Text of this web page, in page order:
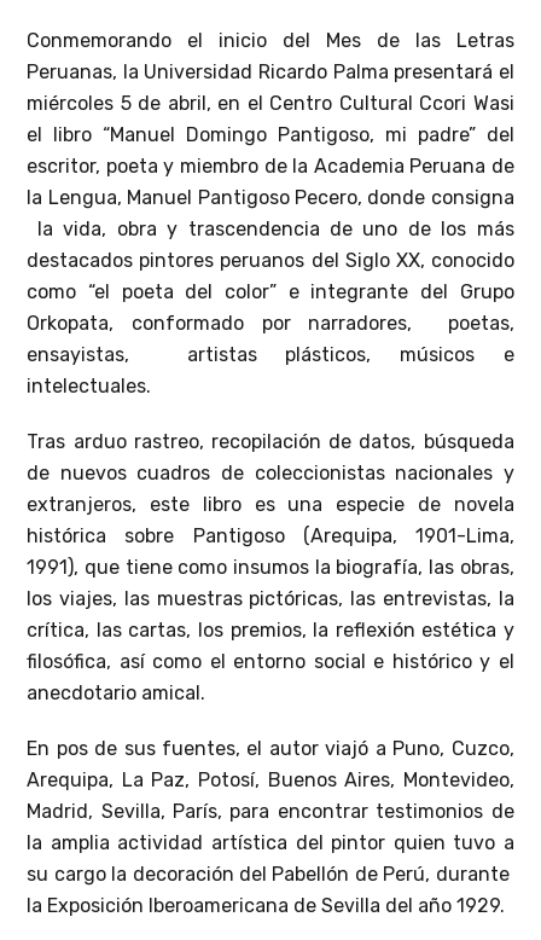
Conmemorando el inicio del Mes de las Letras
Peruanas, la Universidad Ricardo Palma presentará el
miércoles 5 de abril, en el Centro Cultural Ccori Wasi
el libro “Manuel Domingo Pantigoso, mi padre” del
escritor, poeta y miembro de la Academia Peruana de
la Lengua, Manuel Pantigoso Pecero, donde consigna
la vida, obra y trascendencia de uno de los más
destacados pintores peruanos del Siglo XX, conocido
como “el poeta del color” e integrante del Grupo
Orkopata, conformado por narradores, poetas,
ensayistas, artistas plásticos, músicos e
intelectuales.
Tras arduo rastreo, recopilación de datos, búsqueda
de nuevos cuadros de coleccionistas nacionales y
extranjeros, este libro es una especie de novela
histórica sobre Pantigoso (Arequipa, 1901-Lima,
1991), que tiene como insumos la biografía, las obras,
los viajes, las muestras pictóricas, las entrevistas, la
crítica, las cartas, los premios, la reflexión estética y
filosófica, así como el entorno social e histórico y el
anecdotario amical.
En pos de sus fuentes, el autor viajó a Puno, Cuzco,
Arequipa, La Paz, Potosí, Buenos Aires, Montevideo,
Madrid, Sevilla, París, para encontrar testimonios de
la amplia actividad artística del pintor quien tuvo a
su cargo la decoración del Pabellón de Perú, durante
la Exposición Iberoamericana de Sevilla del año 1929.